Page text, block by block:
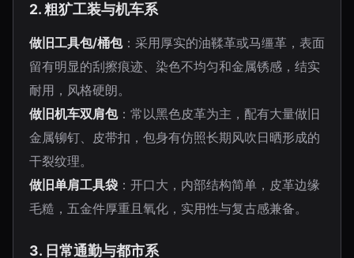
2. 粗犷工装与机车系
做旧工具包/桶包：采用厚实的油鞣革或马缰革，表面
留有明显的刮擦痕迹、染色不均匀和金属锈感，结实
耐用，风格硬朗。
做旧机车双肩包：常以黑色皮革为主，配有大量做旧
金属铆钉、皮带扣，包身有仿照长期风吹日晒形成的
干裂纹理。
做旧单肩工具袋 ：开口大，内部结构简单，皮革边缘
毛糙，五金件厚重且氧化，实用性与复古感兼备。
3. 日常通勤与都市系